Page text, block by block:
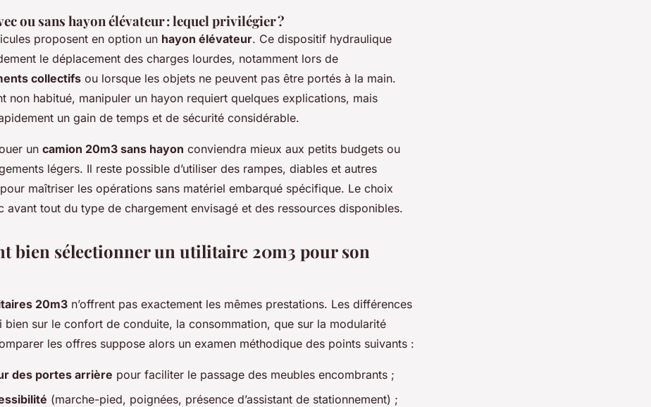
ou sans hayon élévateur : lequel privilégier ?
proposent en option un hayon élévateur. Ce dispositif hydraulique
le déplacement des charges lourdes, notamment lors de
collectifs ou lorsque les objets ne peuvent pas être portés à la main.
non habitué, manipuler un hayon requiert quelques explications, mais
un gain de temps et de sécurité considérable.
un camion 20m3 sans hayon conviendra mieux aux petits budgets ou
légers. Il reste possible d’utiliser des rampes, diables et autres
maîtriser les opérations sans matériel embarqué spécifique. Le choix
avant tout du type de chargement envisagé et des ressources disponibles.
bien sélectionner un utilitaire 20m3 pour son
20m3 n’offrent pas exactement les mêmes prestations. Les différences
bien sur le confort de conduite, la consommation, que sur la modularité
les offres suppose alors un examen méthodique des points suivants :
des portes arrière pour faciliter le passage des meubles encombrants ;
(marche-pied, poignées, présence d’assistant de stationnement) ;